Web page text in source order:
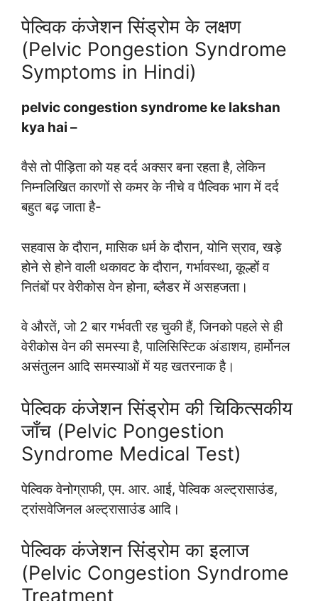
पेल्विक कंजेशन सिंड्रोम के लक्षण
(Pelvic Pongestion Syndrome
Symptoms in Hindi)
pelvic congestion syndrome ke lakshan
kya hai –
वैसे तो पीड़िता को यह दर्द अक्सर बना रहता है, लेकिन
निम्नलिखित कारणों से कमर के नीचे व पैल्विक भाग में दर्द
बहुत बढ़ जाता है-
सहवास के दौरान, मासिक धर्म के दौरान, योनि स्राव, खड़े
होने से होने वाली थकावट के दौरान, गर्भावस्था, कूल्हों व
नितंबों पर वेरीकोस वेन होना, ब्लैडर में असहजता।
वे औरतें, जो 2 बार गर्भवती रह चुकी हैं, जिनको पहले से ही
वेरीकोस वेन की समस्या है, पालिसिस्टिक अंडाशय, हार्मोनल
असंतुलन आदि समस्याओं में यह खतरनाक है।
पेल्विक कंजेशन सिंड्रोम की चिकित्सकीय
जाँच (Pelvic Pongestion
Syndrome Medical Test)
पेल्विक वेनोग्राफी, एम. आर. आई, पेल्विक अल्ट्रासाउंड,
ट्रांसवेजिनल अल्ट्रासाउंड आदि।
पेल्विक कंजेशन सिंड्रोम का इलाज
(Pelvic Congestion Syndrome
Treatment